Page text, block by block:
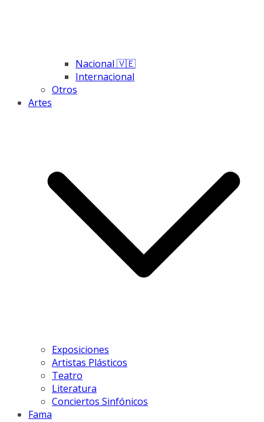
Nacional 🇻🇪
Internacional
Otros
Artes
Exposiciones
Artistas Plásticos
Teatro
Literatura
Conciertos Sinfónicos
Fama